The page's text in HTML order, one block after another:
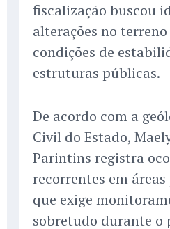
fiscalização buscou
alterações no
condições de
estruturas públicas.
De acordo com a
Civil do Estado,
Parintins registra
recorrentes em
que exige
sobretudo durante o